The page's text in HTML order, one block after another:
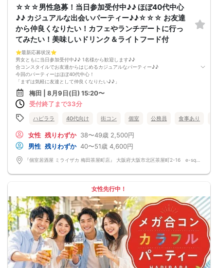
☆☆☆男性急募！当日参加受付中♪♪ ほぼ40代中心
♪♪ カジュアルな出会いパーティー♪♪☆☆☆ お友達
から仲良くなりたい！カフェやランチデートに行っ
てみたい！美味しいドリンク＆ライトフード付
⭐️最新応募状況⭐️
男女ともに当日参加受付中♪♪ 1名様から歓迎します♪♪
合コンスタイルでお友達からはじめるカジュアルなパーティー♪♪
今回のパーティーはほぼ40代中心！
「まずは気軽に友達として仲良くなりたい♪♪」
「気になる方とカフェやランチデートに行ってみたい♪♪」
「良きパートナーを見つけたい♪♪」
そんなあなたにぴったりのコンパ風な出会いイベントをご用意しました♪
皆さんでお話するのはきっと楽しいはず！
清潔感のあるお店で気にせずお話を楽しめます。
落ち着いた雰囲気の中で、リラックスしてお話しできるのが魅力なんです♪♪
～開催形式について～
美味しいドリンクをサービス♡（ソフトドリンク・ノンアルカクテル・カクテ
連絡先交換自由♪♪ 次に繋がりやすい♪♪
楽々♪クレジット払い♪
＜申込画面でいずれかを選択ください＞
※お申し込み後、即時でお客様のお席を確保しています♪
規定のキャンセルポリシーが適用されます。ご確認の上、お申込み願います。
男女調整・お席の確保等を行っております運営都合上、ご理解をお願いします。
【会場での受付】
10分前より受付♪
【必ずご確認くださいませ】
開催中のマスク着用は任意とさせていただきます。
ドリンクメニュー・フード類については店舗により若干変更する場合がありま
梅田 | 8月9日(日) 15:20〜
受付終了まで33分
ハピララ 40代向け 街コン 個室 公務員 食事あり
女性 残りわずか 38〜49歳 2,500円
男性 残りわずか 40〜51歳 4,600円
女性先行中！